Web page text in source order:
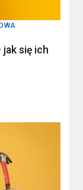
jak się ich